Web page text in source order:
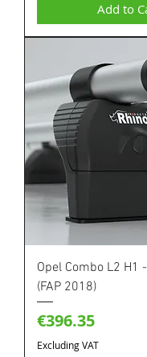
Add to
Opel Combo L2 H1
(FAP 2018)
Price
€396.35
Excluding VAT